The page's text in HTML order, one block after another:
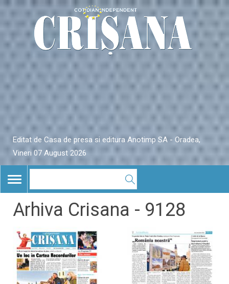
Editat de Casa de presa si editura Anotimp SA - Oradea,
Vineri 07 August 2026
TOGGLE
NAVIGATION
Arhiva Crisana - 9128